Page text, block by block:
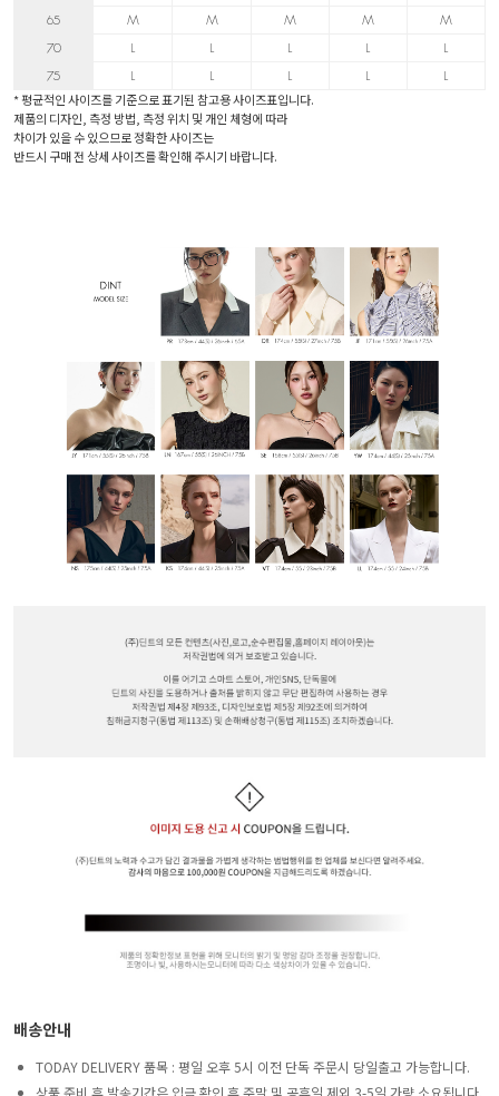
65
M M M M
M
70
L L L L
L
75
L L L L L
* 평균적인 사이즈를 기준으로 표기된 참고용 사이즈표입니다.
제품의 디자인, 측정 방법, 측정 위치 및 개인 체형에 따라
차이가 있을 수 있으므로 정확한 사이즈는
반드시 구매 전 상세 사이즈를 확인해 주시기 바랍니다.
배송안내
TODAY DELIVERY 품목 : 평일 오후 5시 이전 단독 주문시 당일출고 가능합니다.
상품 준비 후 발송기간은 입금 확인 후 주말 및 공휴일 제외 3-5일 가량 소요됩니다.